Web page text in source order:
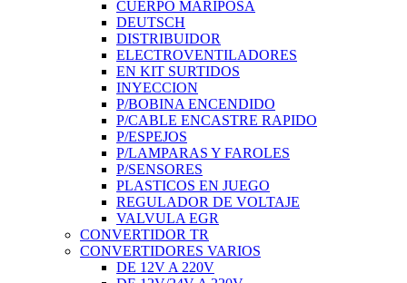
CUERPO MARIPOSA
DEUTSCH
DISTRIBUIDOR
ELECTROVENTILADORES
EN KIT SURTIDOS
INYECCION
P/BOBINA ENCENDIDO
P/CABLE ENCASTRE RAPIDO
P/ESPEJOS
P/LAMPARAS Y FAROLES
P/SENSORES
PLASTICOS EN JUEGO
REGULADOR DE VOLTAJE
VALVULA EGR
CONVERTIDOR TR
CONVERTIDORES VARIOS
DE 12V A 220V